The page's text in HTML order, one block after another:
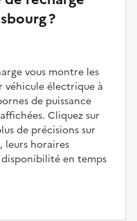
?
vous montre les
véhicule électrique à
de puissance
Cliquez sur
de précisions sur
leurs horaires
en temps